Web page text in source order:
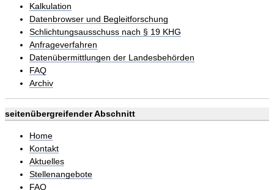
Kalkulation
Datenbrowser und Begleitforschung
Schlichtungsausschuss nach § 19 KHG
Anfrageverfahren
Datenübermittlungen der Landesbehörden
FAQ
Archiv
seitenübergreifender Abschnitt
Home
Kontakt
Aktuelles
Stellenangebote
FAQ